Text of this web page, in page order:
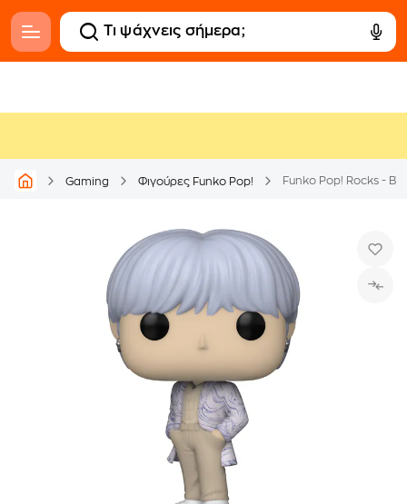
Gaming Φιγούρες Funko Pop! Funko Pop! Rocks -